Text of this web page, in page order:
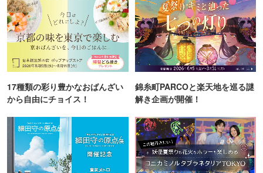
17種類の彩り豊かなおばんざい
から自由にチョイス！
錦糸町PARCOと楽天地を巡る謎
解き企画が開催！